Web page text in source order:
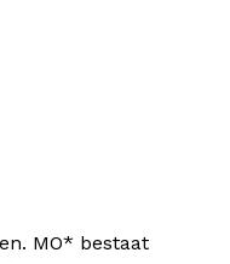
MO* bestaat